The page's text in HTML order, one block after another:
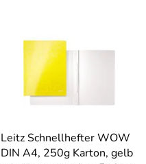
Leitz Schnellhefter WOW
DIN A4, 250g Karton, gelb